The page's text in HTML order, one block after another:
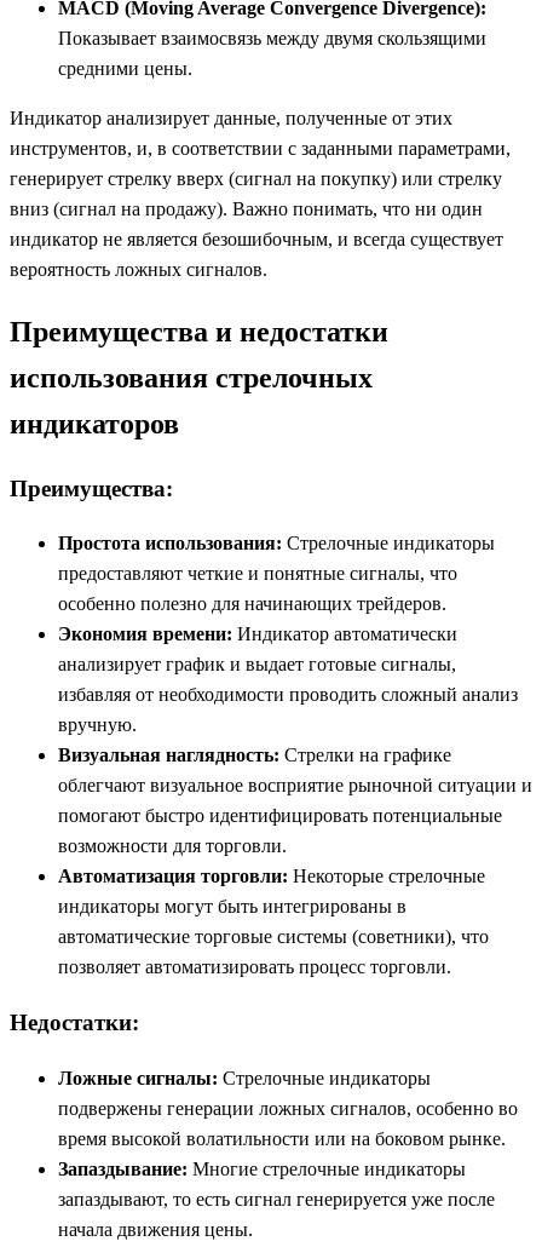
MACD (Moving Average Convergence Divergence):
Показывает взаимосвязь между двумя скользящими
средними цены.
Индикатор анализирует данные, полученные от этих
инструментов, и, в соответствии с заданными параметрами,
генерирует стрелку вверх (сигнал на покупку) или стрелку
вниз (сигнал на продажу). Важно понимать, что ни один
индикатор не является безошибочным, и всегда существует
вероятность ложных сигналов.
Преимущества и недостатки
использования стрелочных
индикаторов
Преимущества:
Простота использования: Стрелочные индикаторы
предоставляют четкие и понятные сигналы, что
особенно полезно для начинающих трейдеров.
Экономия времени: Индикатор автоматически
анализирует график и выдает готовые сигналы,
избавляя от необходимости проводить сложный анализ
вручную.
Визуальная наглядность: Стрелки на графике
облегчают визуальное восприятие рыночной ситуации и
помогают быстро идентифицировать потенциальные
возможности для торговли.
Автоматизация торговли: Некоторые стрелочные
индикаторы могут быть интегрированы в
автоматические торговые системы (советники), что
позволяет автоматизировать процесс торговли.
Недостатки:
Ложные сигналы: Стрелочные индикаторы
подвержены генерации ложных сигналов, особенно во
время высокой волатильности или на боковом рынке.
Запаздывание: Многие стрелочные индикаторы
запаздывают, то есть сигнал генерируется уже после
начала движения цены.